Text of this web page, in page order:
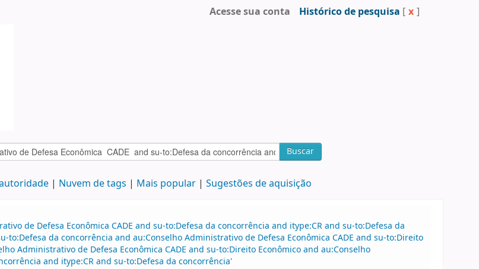
Acesse sua conta Histórico de pesquisa [ x ]
Buscar
Nuvem de tags Mais popular Sugestões de aquisição
de Defesa Econômica CADE and su-to:Defesa da concorrência and itype:CR and su-to:Defesa da
da concorrência and au:Conselho Administrativo de Defesa Econômica CADE and su-to:Direito
Administrativo de Defesa Econômica CADE and su-to:Direito Econômico and au:Conselho
and itype:CR and su-to:Defesa da concorrência'